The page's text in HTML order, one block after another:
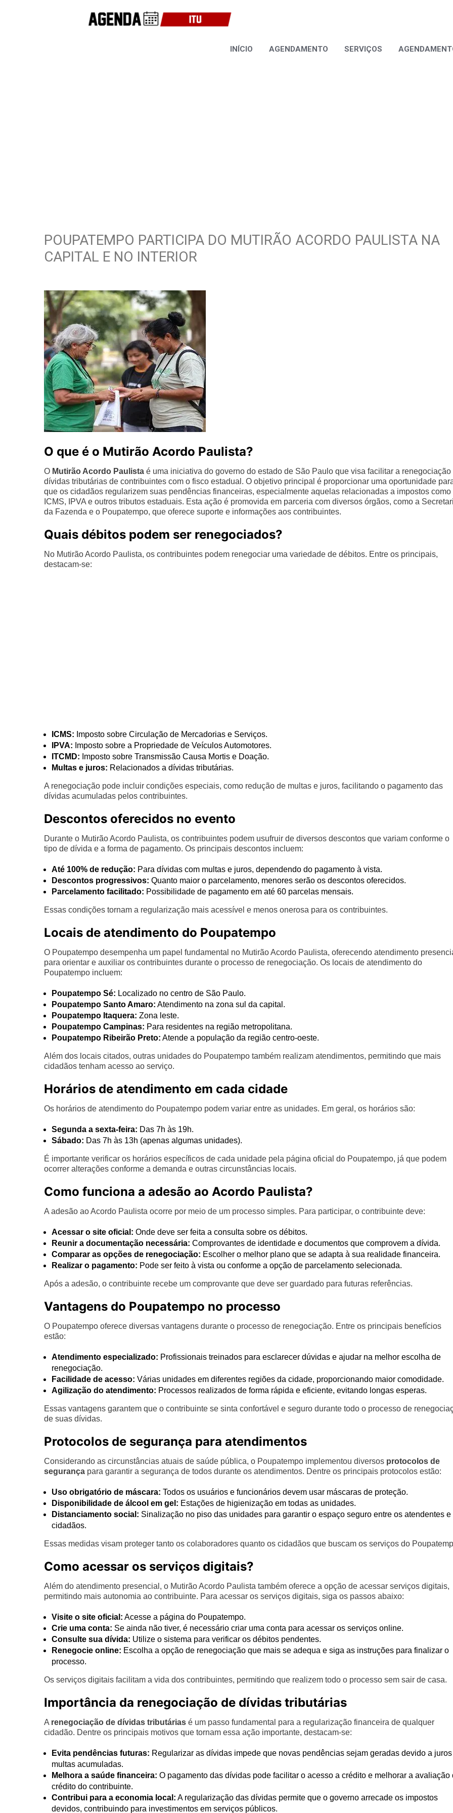
INÍCIO AGENDAMENTO SERVIÇOS
POUPATEMPO PARTICIPA DO MUTIRÃO ACORDO PAULISTA NA
CAPITAL E NO INTERIOR
O que é o Mutirão Acordo Paulista?
O Mutirão Acordo Paulista é uma iniciativa do governo do estado de São Paulo que visa facilitar a renegociação
dívidas tributárias de contribuintes com o fisco estadual. O objetivo principal é proporcionar uma oportunidade
que os cidadãos regularizem suas pendências financeiras, especialmente aquelas relacionadas a impostos como
ICMS, IPVA e outros tributos estaduais. Esta ação é promovida em parceria com diversos órgãos, como a
da Fazenda e o Poupatempo, que oferece suporte e informações aos contribuintes.
Quais débitos podem ser renegociados?
No Mutirão Acordo Paulista, os contribuintes podem renegociar uma variedade de débitos. Entre os principais,
destacam-se:
ICMS: Imposto sobre Circulação de Mercadorias e Serviços.
IPVA: Imposto sobre a Propriedade de Veículos Automotores.
ITCMD: Imposto sobre Transmissão Causa Mortis e Doação.
Multas e juros: Relacionados a dívidas tributárias.
A renegociação pode incluir condições especiais, como redução de multas e juros, facilitando o pagamento das
dívidas acumuladas pelos contribuintes.
Descontos oferecidos no evento
Durante o Mutirão Acordo Paulista, os contribuintes podem usufruir de diversos descontos que variam conforme o
tipo de dívida e a forma de pagamento. Os principais descontos incluem:
Até 100% de redução: Para dívidas com multas e juros, dependendo do pagamento à vista.
Descontos progressivos: Quanto maior o parcelamento, menores serão os descontos oferecidos.
Parcelamento facilitado: Possibilidade de pagamento em até 60 parcelas mensais.
Essas condições tornam a regularização mais acessível e menos onerosa para os contribuintes.
Locais de atendimento do Poupatempo
O Poupatempo desempenha um papel fundamental no Mutirão Acordo Paulista, oferecendo atendimento
para orientar e auxiliar os contribuintes durante o processo de renegociação. Os locais de atendimento do
Poupatempo incluem:
Poupatempo Sé: Localizado no centro de São Paulo.
Poupatempo Santo Amaro: Atendimento na zona sul da capital.
Poupatempo Itaquera: Zona leste.
Poupatempo Campinas: Para residentes na região metropolitana.
Poupatempo Ribeirão Preto: Atende a população da região centro-oeste.
Além dos locais citados, outras unidades do Poupatempo também realizam atendimentos, permitindo que mais
cidadãos tenham acesso ao serviço.
Horários de atendimento em cada cidade
Os horários de atendimento do Poupatempo podem variar entre as unidades. Em geral, os horários são:
Segunda a sexta-feira: Das 7h às 19h.
Sábado: Das 7h às 13h (apenas algumas unidades).
É importante verificar os horários específicos de cada unidade pela página oficial do Poupatempo, já que podem
ocorrer alterações conforme a demanda e outras circunstâncias locais.
Como funciona a adesão ao Acordo Paulista?
A adesão ao Acordo Paulista ocorre por meio de um processo simples. Para participar, o contribuinte deve:
Acessar o site oficial: Onde deve ser feita a consulta sobre os débitos.
Reunir a documentação necessária: Comprovantes de identidade e documentos que comprovem a dívida.
Comparar as opções de renegociação: Escolher o melhor plano que se adapta à sua realidade financeira.
Realizar o pagamento: Pode ser feito à vista ou conforme a opção de parcelamento selecionada.
Após a adesão, o contribuinte recebe um comprovante que deve ser guardado para futuras referências.
Vantagens do Poupatempo no processo
O Poupatempo oferece diversas vantagens durante o processo de renegociação. Entre os principais benefícios
estão:
Atendimento especializado: Profissionais treinados para esclarecer dúvidas e ajudar na melhor escolha de
renegociação.
Facilidade de acesso: Várias unidades em diferentes regiões da cidade, proporcionando maior comodidade.
Agilização do atendimento: Processos realizados de forma rápida e eficiente, evitando longas esperas.
Essas vantagens garantem que o contribuinte se sinta confortável e seguro durante todo o processo de
de suas dívidas.
Protocolos de segurança para atendimentos
Considerando as circunstâncias atuais de saúde pública, o Poupatempo implementou diversos protocolos de
segurança para garantir a segurança de todos durante os atendimentos. Dentre os principais protocolos estão:
Uso obrigatório de máscara: Todos os usuários e funcionários devem usar máscaras de proteção.
Disponibilidade de álcool em gel: Estações de higienização em todas as unidades.
Distanciamento social: Sinalização no piso das unidades para garantir o espaço seguro entre os atendentes e
cidadãos.
Essas medidas visam proteger tanto os colaboradores quanto os cidadãos que buscam os serviços do
Como acessar os serviços digitais?
Além do atendimento presencial, o Mutirão Acordo Paulista também oferece a opção de acessar serviços digitais,
permitindo mais autonomia ao contribuinte. Para acessar os serviços digitais, siga os passos abaixo:
Visite o site oficial: Acesse a página do Poupatempo.
Crie uma conta: Se ainda não tiver, é necessário criar uma conta para acessar os serviços online.
Consulte sua dívida: Utilize o sistema para verificar os débitos pendentes.
Renegocie online: Escolha a opção de renegociação que mais se adequa e siga as instruções para finalizar o
processo.
Os serviços digitais facilitam a vida dos contribuintes, permitindo que realizem todo o processo sem sair de casa.
Importância da renegociação de dívidas tributárias
A renegociação de dívidas tributárias é um passo fundamental para a regularização financeira de qualquer
cidadão. Dentre os principais motivos que tornam essa ação importante, destacam-se:
Evita pendências futuras: Regularizar as dívidas impede que novas pendências sejam geradas devido a
multas acumuladas.
Melhora a saúde financeira: O pagamento das dívidas pode facilitar o acesso a crédito e melhorar a avaliação
crédito do contribuinte.
Contribui para a economia local: A regularização das dívidas permite que o governo arrecade os impostos
devidos, contribuindo para investimentos em serviços públicos.